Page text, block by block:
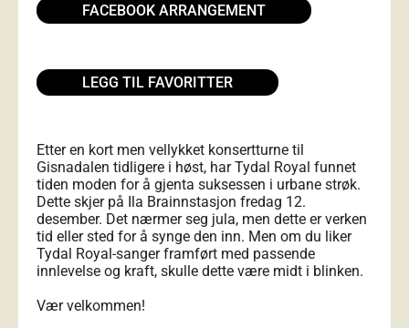
FACEBOOK ARRANGEMENT
LEGG TIL FAVORITTER
Etter en kort men vellykket konsertturne til
Gisnadalen tidligere i høst, har Tydal Royal funnet
tiden moden for å gjenta suksessen i urbane strøk.
Dette skjer på Ila Brainnstasjon fredag 12.
desember. Det nærmer seg jula, men dette er verken
tid eller sted for å synge den inn. Men om du liker
Tydal Royal-sanger framført med passende
innlevelse og kraft, skulle dette være midt i blinken.
Vær velkommen!